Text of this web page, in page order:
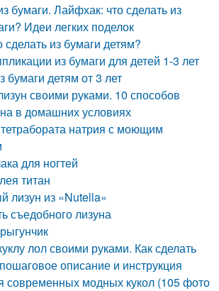
бумаги. Лайфхак: что сделать из
Идеи легких поделок
из бумаги детям?
из бумаги для детей 1-3 лет
бумаги детям от 3 лет
своими руками. 10 способов
в домашних условиях
натрия с моющим
для ногтей
титан
лизун из «Nutella»
съедобного лизуна
лол своими руками. Как сделать
описание и инструкция
современных модных кукол (105 фото